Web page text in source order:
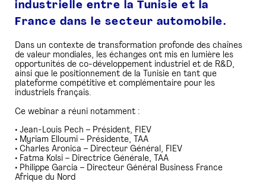
industrielle entre la Tunisie et la
France dans le secteur automobile.
Dans un contexte de transformation profonde des chaînes
de valeur mondiales, les échanges ont mis en lumière les
opportunités de co-développement industriel et de R&D,
ainsi que le positionnement de la Tunisie en tant que
plateforme compétitive et complémentaire pour les
industriels français.
Ce webinar a réuni notamment :
• Jean-Louis Pech – Président, FIEV
• Myriam Elloumi – Présidente, TAA
• Charles Aronica – Directeur Général, FIEV
• Fatma Kolsi – Directrice Générale, TAA
• Philippe Garcia – Directeur Général Business France
Afrique du Nord